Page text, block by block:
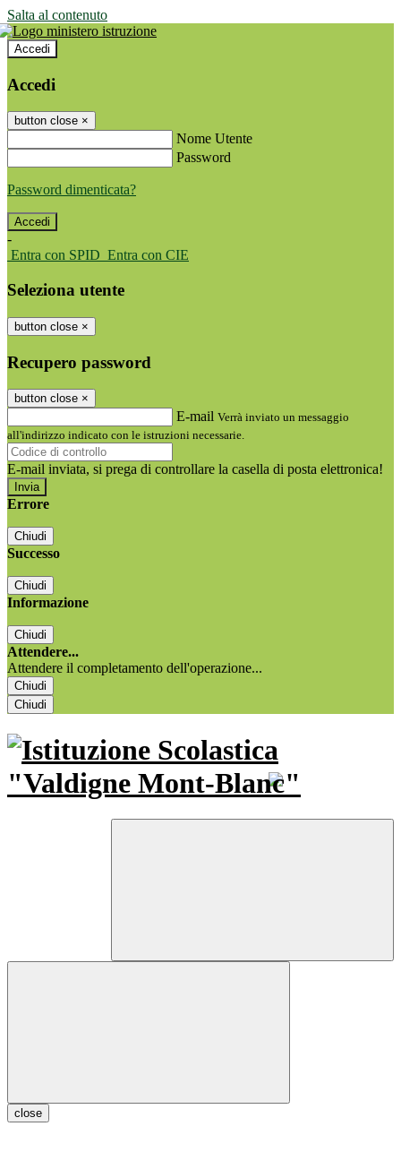
Salta al contenuto
Accedi
Accedi
button close ×
Nome Utente
Password
Password dimenticata?
-
Entra con SPID Entra con CIE
Seleziona utente
button close ×
Recupero password
button close ×
E-mail Verrà inviato un messaggio
all'indirizzo indicato con le istruzioni necessarie.
E-mail inviata, si prega di controllare la casella di posta elettronica!
Errore
Chiudi
Successo
Chiudi
Informazione
Chiudi
Attendere...
Attendere il completamento dell'operazione...
Chiudi
Chiudi
close